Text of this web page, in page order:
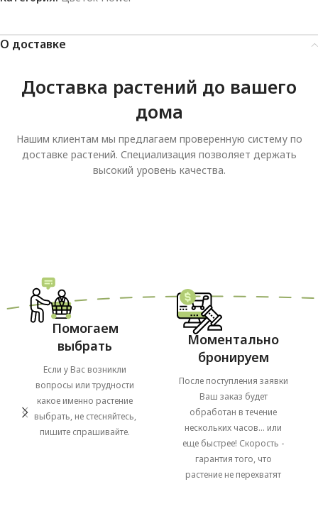
О доставке
Доставка растений до вашего
дома
Нашим клиентам мы предлагаем проверенную систему по
доставке растений. Специализация позволяет держать
высокий уровень качества.
Помогаем
выбрать
Если у Вас возникли
вопросы или трудности
какое именно растение
выбрать, не стесняйтесь,
пишите спрашивайте.
Моментально
бронируем
После поступления заявки
Ваш заказ будет
обработан в течение
нескольких часов... или
еще быстрее! Скорость -
гарантия того, что
растение не перехватят